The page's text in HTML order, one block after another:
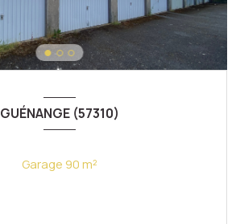
GUÉNANGE (57310)
Garage 90 m²